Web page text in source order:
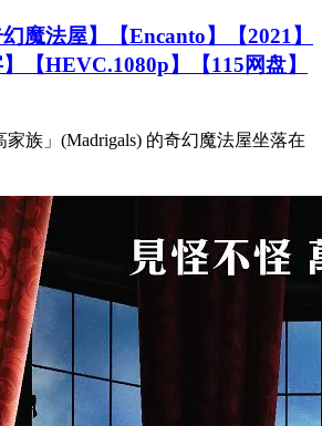
魔法屋】【Encanto】【2021】
【HEVC.1080p】【115网盘】
」(Madrigals) 的奇幻魔法屋坐落在